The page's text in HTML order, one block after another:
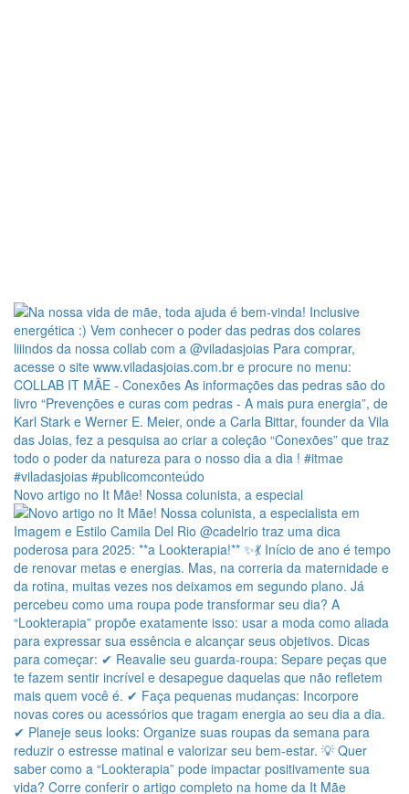
Novo artigo no It Mãe! Nossa colunista, a especial